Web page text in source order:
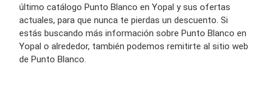
último catálogo Punto Blanco en Yopal y sus ofertas
actuales, para que nunca te pierdas un descuento. Si
estás buscando más información sobre Punto Blanco en
Yopal o alrededor, también podemos remitirte al sitio web
de Punto Blanco.